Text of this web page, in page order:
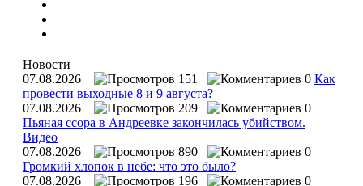
Новости
07.08.2026
151 0 Как
провести выходные 8 и 9 августа?
07.08.2026
209
0
Пьяная ссора в Андреевке закончилась убийством.
Видео
07.08.2026
890
0
Громкий хлопок в небе: что это было?
07.08.2026
196
0